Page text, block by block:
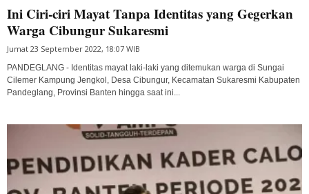
Ini Ciri-ciri Mayat Tanpa Identitas yang Gegerkan
Warga Cibungur Sukaresmi
Jumat 23 September 2022, 18:07 WIB
PANDEGLANG - Identitas mayat laki-laki yang ditemukan warga di Sungai
Cilemer Kampung Jengkol, Desa Cibungur, Kecamatan Sukaresmi Kabupaten
Pandeglang, Provinsi Banten hingga saat ini...